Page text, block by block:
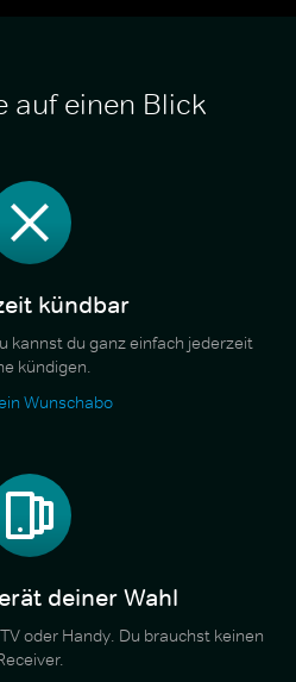
auf einen Blick
kündbar
kannst du ganz einfach jederzeit
kündigen.
Wunschabo
deiner Wahl
oder Handy. Du brauchst keinen